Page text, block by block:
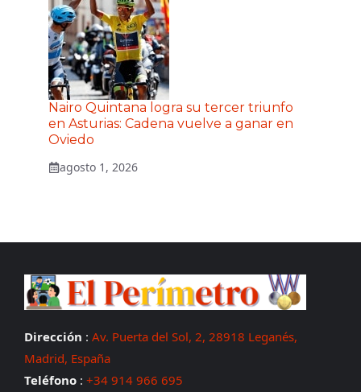
Nairo Quintana logra su tercer triunfo
en Asturias: Cadena vuelve a ganar en
Oviedo
agosto 1, 2026
Dirección : Av. Puerta del Sol, 2, 28918 Leganés,
Madrid, España
Teléfono : +34 914 966 695